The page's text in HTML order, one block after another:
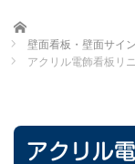
Home
壁面看板・壁面サイン
アクリル電飾看板リ
アクリル